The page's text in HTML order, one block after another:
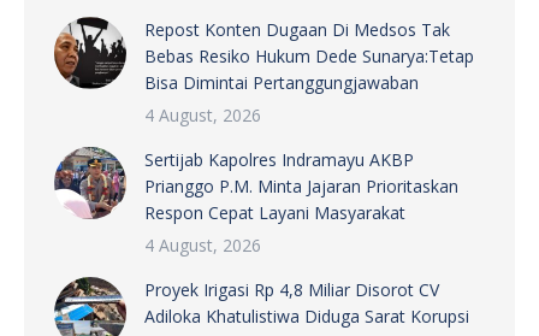
Repost Konten Dugaan Di Medsos Tak
Bebas Resiko Hukum Dede Sunarya:Tetap
Bisa Dimintai Pertanggungjawaban
4 August, 2026
Sertijab Kapolres Indramayu AKBP
Prianggo P.M. Minta Jajaran Prioritaskan
Respon Cepat Layani Masyarakat
4 August, 2026
Proyek Irigasi Rp 4,8 Miliar Disorot CV
Adiloka Khatulistiwa Diduga Sarat Korupsi